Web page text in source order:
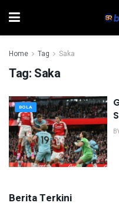
Home Tag Saka
Tag: Saka
BOLA
Berita Terkini